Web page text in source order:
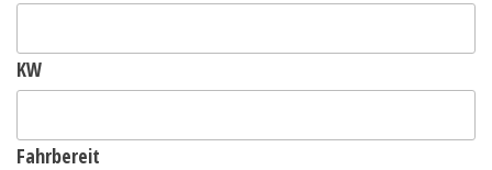
KW
Fahrbereit